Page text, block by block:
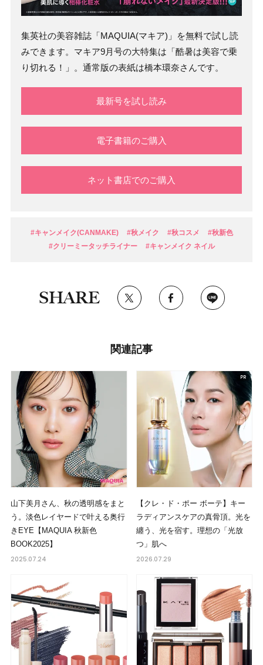
集英社の美容雑誌「MAQUIA(マキア)」を無料で試し読
みできます。マキア9月号の大特集は「酷暑は美容で乗
り切れる！」。通常版の表紙は橋本環奈さんです。
最新号を試し読み
電子書籍のご購入
ネット書店でのご購入
#キャンメイク(CANMAKE) #秋メイク #秋コスメ
#秋新色
#クリーミータッチライナー
#キャンメイク ネイル
SHARE
関連記事
山下美月さん、秋の透明感をまと
う。淡色レイヤードで叶える奥行
きEYE【MAQUIA 秋新色
BOOK2025】
2025.07.24
【クレ・ド・ポー ボーテ】キー
ラディアンスケアの真骨頂。光を
纏う、光を宿す。理想の「光放
つ」肌へ
2026.07.29